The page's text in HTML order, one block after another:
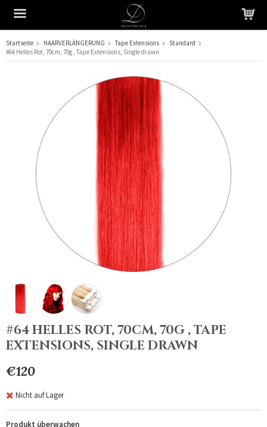
Das Produkt wurde in Ihren Warenkorb gelegt
Startseite HAARVERLÄNGERUNG Tape Extensions
Standard
#64 Helles Rot, 70cm, 70g , Tape Extensions, Single drawn
#64 HELLES ROT, 70CM, 70G , TAPE
EXTENSIONS, SINGLE DRAWN
€120
Nicht auf Lager
Produkt überwachen